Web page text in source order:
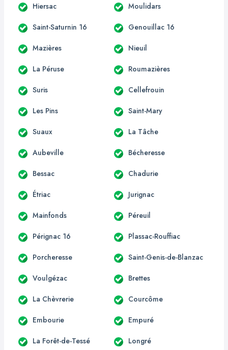
Hiersac Moulidars
Saint-Saturnin 16 Genouillac 16
Mazières Nieuil
La Péruse Roumazières
Suris Cellefrouin
Les Pins Saint-Mary
Suaux La Tâche
Aubeville Bécheresse
Bessac Chadurie
Étriac Jurignac
Mainfonds Péreuil
Pérignac 16 Plassac-Rouffiac
Porcheresse Saint-Genis-de-Blanzac
Voulgézac Brettes
La Chèvrerie Courcôme
Embourie Empuré
La Forêt-de-Tessé Longré